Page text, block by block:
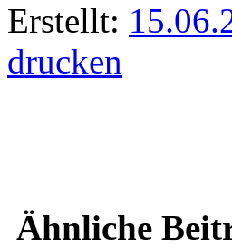
Erstellt:
drucken
Ähnliche